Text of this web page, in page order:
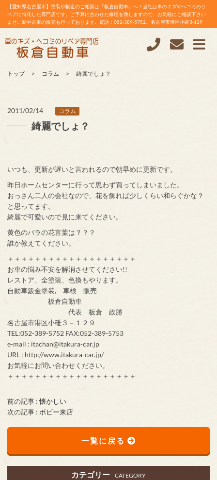
【愛知県名古屋市】塗装や板金のご相談は『板倉自動車』へ！当社は車のキズやヘコミのリ
ペアに特化した専門店です。ご予算に合わせた修理を致しますので、お気軽にご相談下さい
ませ。新中古車の販売も行っております。電話：052-389-5752。名古屋市港区小碓3-129
トップ コラム 綺麗でしょ？
2011/02/14 コラム
綺麗でしょ？
いつも、更新が遅いと言われるので朝早めに更新です。
昨日ホームセンターに行って思わず買ってしまいました。
おっさん二人の会社なので、花を飾れば少しくらい和らぐかな？
と思ってます。
綺麗で可愛いので見に来てください。
黄色のバラの花言葉は？？？
誰か教えてください。
＋＋＋＋＋＋＋＋＋＋＋＋＋＋＋＋＋＋＋
お車の悩み不安を解消させてください!!
レストア、全塗装、色換もやります。
自動車鈑金塗装, 車検 販売
板倉自動車
代表 板倉 政勝
名古屋市港区小碓３－１２９
TEL:052-389-5752 FAX:052-389-5753
e-mail : itachan@itakura-car.jp
URL : http://www.itakura-car.jp/
お気軽にお問い合わせください。
＋＋＋＋＋＋＋＋＋＋＋＋＋＋＋＋＋＋＋
前の記事 :懐かしい
次の記事 : ボビー来店
一覧に戻る
カテゴリー CATEGORY